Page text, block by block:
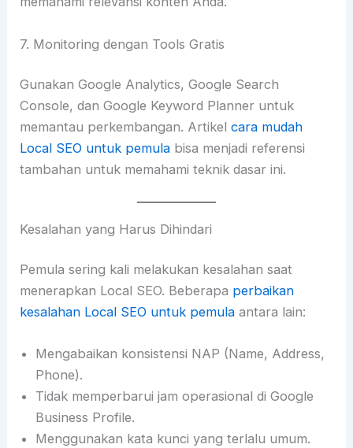
7. Monitoring dengan Tools Gratis
Gunakan Google Analytics, Google Search
Console, dan Google Keyword Planner untuk
memantau perkembangan. Artikelcara mudah
Local SEO untuk pemula bisa menjadi referensi
tambahan untuk memahami teknik dasar ini.
Kesalahan yang Harus Dihindari
Pemula sering kali melakukan kesalahan saat
menerapkan Local SEO. Beberapa perbaikan
kesalahan Local SEO untuk pemula antara lain:
Mengabaikan konsistensi NAP (Name, Address,
Phone).
Tidak memperbarui jam operasional di Google
Business Profile.
Menggunakan kata kunci yang terlalu umum.